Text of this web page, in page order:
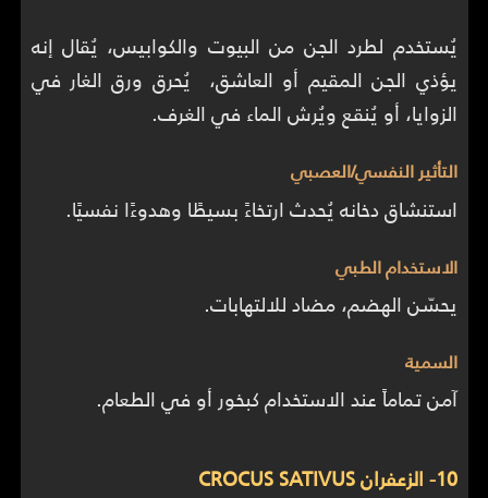
يُستخدم لطرد الجن من البيوت والكوابيس، يُقال إنه
يؤذي الجن المقيم أو العاشق، يُحرق ورق الغار في
الزوايا، أو يُنقع ويُرش الماء في الغرف.
التأثير النفسي/العصبي
استنشاق دخانه يُحدث ارتخاءً بسيطًا وهدوءًا نفسيًا.
الاستخدام الطبي
يحسّن الهضم، مضاد للالتهابات.
السمية
آمن تماماً عند الاستخدام كبخور أو في الطعام.
10- الزعفران CROCUS SATIVUS